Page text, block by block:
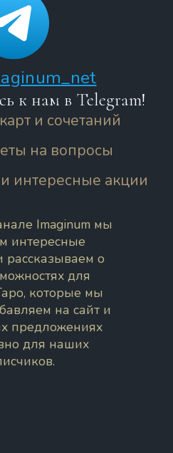
к нам в Telegram!
и сочетаний
на вопросы
интересные акции
Imaginum мы
интересные
о
для
которые мы
на сайт и
предложениях
для наших